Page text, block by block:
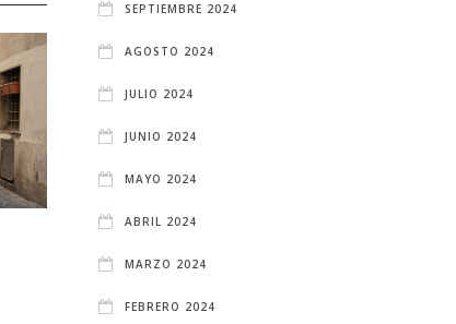
APARTAMENTOS EN MADRID
EMBLEMÁTICOS QUE
VISITAR EN MADRID
SEPTIEMBRE 2024
AGOSTO 2024
JULIO 2024
JUNIO 2024
MAYO 2024
ABRIL 2024
MARZO 2024
FEBRERO 2024